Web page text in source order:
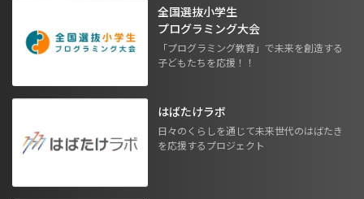
全国選抜小学生
プログラミング大会
「プログラミング教育」で未来を創造する
子どもたちを応援！！
はばたけラボ
日々のくらしを通じて未来世代のはばたき
を応援するプロジェクト